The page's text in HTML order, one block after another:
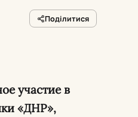
Поділитися
участие в
«ДНР»,